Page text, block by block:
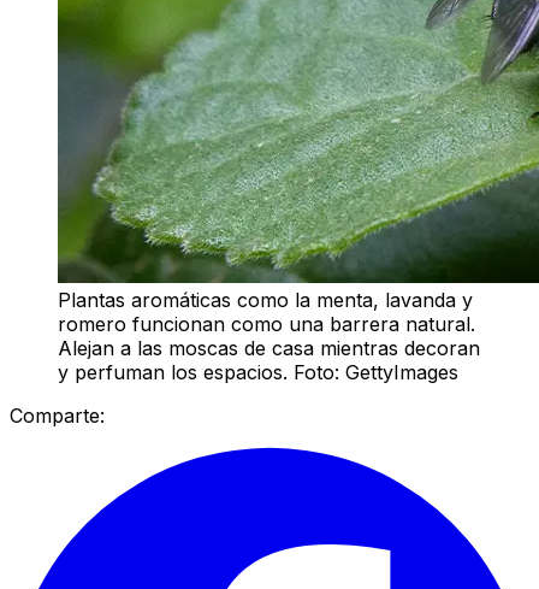
Plantas aromáticas como la menta, lavanda y
romero funcionan como una barrera natural.
Alejan a las moscas de casa mientras decoran
y perfuman los espacios. Foto: GettyImages
Comparte: